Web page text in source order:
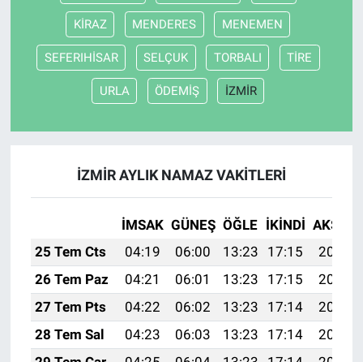
KİRAZ MENDERES MENEMEN
SEFERIHİSAR SELÇUK TORBALI TİRE
URLA ÖDEMİŞ İZMİR
İZMİR AYLIK NAMAZ VAKITLERI
İMSAK GÜNEŞ ÖĞLE İKINDI AKŞAM
25 Tem Cts
04:19 06:00 13:23 17:15
20:36
26 Tem Paz
04:21 06:01 13:23 17:15
20:35
27 Tem Pts
04:22 06:02 13:23 17:14
20:34
28 Tem Sal
04:23 06:03 13:23 17:14
20:33